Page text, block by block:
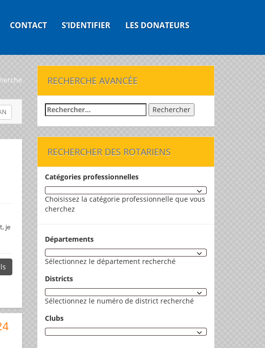
CONTACT S’IDENTIFIER LES DONATEURS
je
RECHERCHE AVANCÉE
Rechercher :
RECHERCHER DES ROTARIENS
Catégories professionnelles
Choisissez la catégorie professionnelle que vous
cherchez
Départements
Sélectionnez le département recherché
Districts
Sélectionnez le numéro de district recherché
Clubs